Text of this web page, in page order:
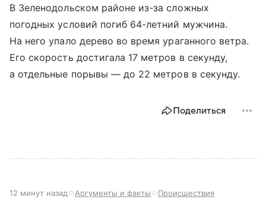
В Зеленодольском районе из-за сложных
погодных условий погиб 64-летний мужчина.
На него упало дерево во время ураганного ветра.
Его скорость достигала 17 метров в секунду,
а отдельные порывы — до 22 метров в секунду.
Поделиться
12 минут назад Аргументы и факты Происшествия